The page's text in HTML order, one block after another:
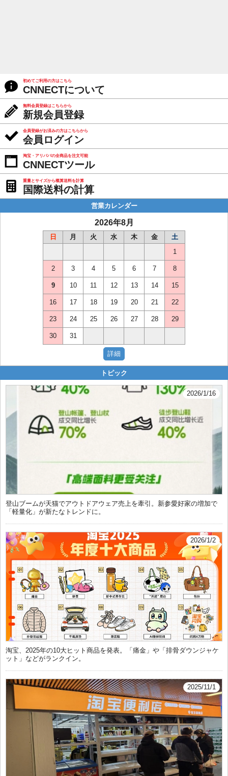
初めてご利用の方はこちら
CNNECTについて
無料会員登録はこちらから
新規会員登録
会員登録がお済みの方はこちらから
会員ログイン
淘宝・アリババの全商品を注文可能
CNNECTツール
重量とサイズから概算送料を計算
国際送料の計算
営業カレンダー
2026年8月
日 月 火 水 木 金
土
1
2 3 4 5 6 7 8
9 10 11 12 13 14 15
16 17 18 19 20 21 22
23 24 25 26 27 28 29
30 31
トピック
2026/1/16
登山ブームが天猫でアウトドアウェア売上を牽引。新参愛好家の増加で
「軽量化」が新たなトレンドに。
2026/1/2
淘宝、2025年の10大ヒット商品を発表。「痛金」や「排骨ダウンジャケ
ット」などがランクイン。
2025/11/1